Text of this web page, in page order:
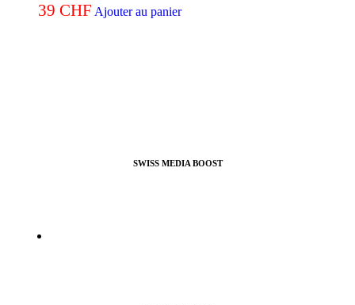
39 CHF Ajouter au panier
SWISS MEDIA BOOST